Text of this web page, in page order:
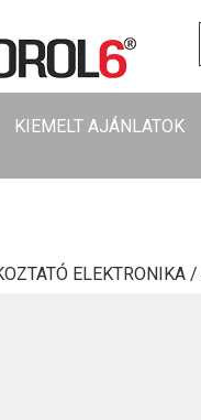
KIEMELT AJÁNLATOK
ELEKTRONIKA /